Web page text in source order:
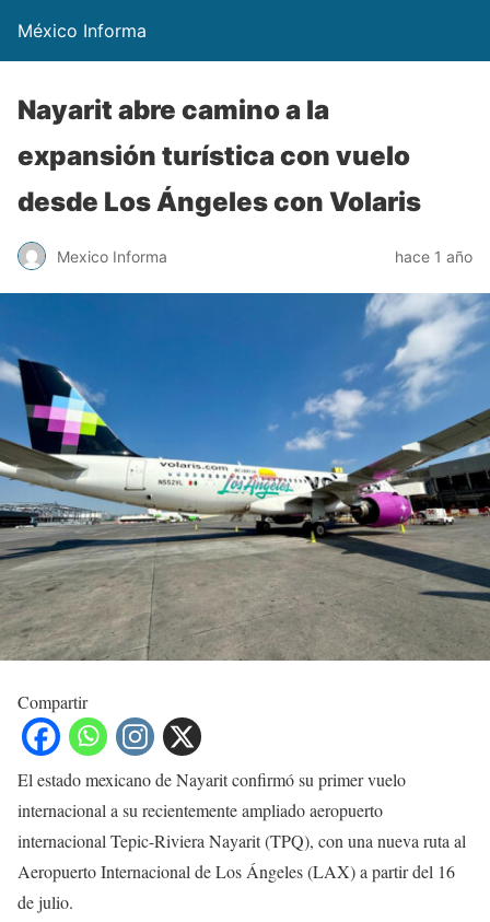
México Informa
Nayarit abre camino a la
expansión turística con vuelo
desde Los Ángeles con Volaris
Mexico Informa hace 1 año
Compartir
El estado mexicano de Nayarit confirmó su primer vuelo
internacional a su recientemente ampliado aeropuerto
internacional Tepic-Riviera Nayarit (TPQ), con una nueva ruta al
Aeropuerto Internacional de Los Ángeles (LAX) a partir del 16
de julio.